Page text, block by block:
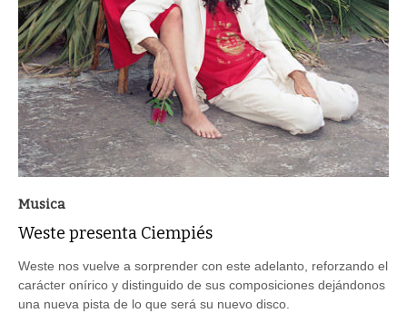
Musica
Weste presenta Ciempiés
Weste nos vuelve a sorprender con este adelanto, reforzando el
carácter onírico y distinguido de sus composiciones dejándonos
una nueva pista de lo que será su nuevo disco.